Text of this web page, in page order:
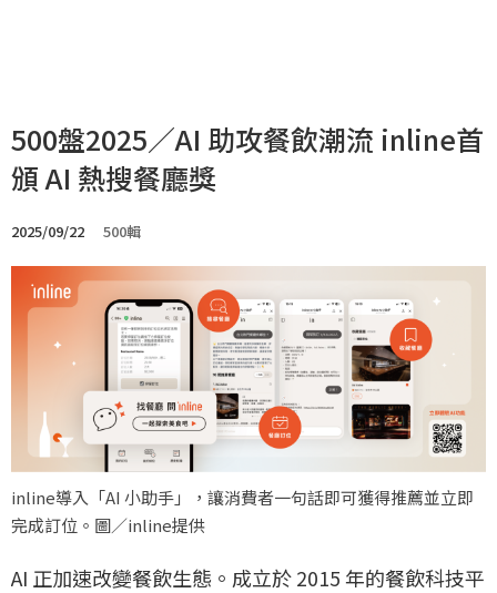
500盤2025／AI 助攻餐飲潮流 inline首
頒 AI 熱搜餐廳獎
2025/09/22 500輯
inline導入「AI 小助手」，讓消費者一句話即可獲得推薦並立即
完成訂位。圖／inline提供
AI 正加速改變餐飲生態。成立於 2015 年的餐飲科技平